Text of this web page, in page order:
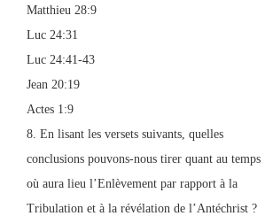
Matthieu 28:9
Luc 24:31
Luc 24:41-43
Jean 20:19
Actes 1:9
8. En lisant les versets suivants, quelles
conclusions pouvons-nous tirer quant au temps
où aura lieu l’Enlèvement par rapport à la
Tribulation et à la révélation de l’Antéchrist ?